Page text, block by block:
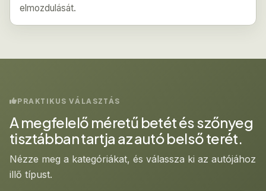
elmozdulását.
PRAKTIKUS VÁLASZTÁS
A megfelelő méretű betét és szőnyeg
tisztábban tartja az autó belső terét.
Nézze meg a kategóriákat, és válassza ki az autójához
illő típust.